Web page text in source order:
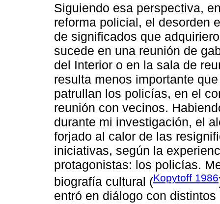
Siguiendo esa perspectiva,
reforma policial, el desorden
de significados que
sucede en una reunión de
del Interior o en la sala de
resulta menos importante
patrullan los policías, en el
reunión con vecinos.
durante mi investigación, el
forjado al calor de las
iniciativas, según la
protagonistas: los policías.
biografía cultural (Kopytoff 1986
entró en diálogo con